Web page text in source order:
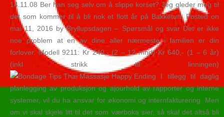
14.11.08 Ber han seg selv om å slippe korset? Jeg gleder meg til
det som kommer til å bli nok et flott år på Bakketun. Posted on
mai 11, 2016 by Bryllupsdagen – Spørsmål og svar Det er ikke
noe problem at en av dine aller nærmeste i familien er din
forlover. Modell 9211: Kr 240,- (2 – 12 mnd) Kr 640,- (1 – 6 år)
(inkl strikk til linningen)
I tillegg til daglig
planlegging av produksjon og ajourhold av rapporter og interne
systemer, vil du ha ansvar for økonomi og internfakturering. Men
om vi skal skjele litt til det som værboka sier, så skal det altså bli